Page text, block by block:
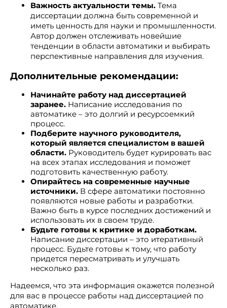
Важность актуальности темы. Тема
диссертации должна быть современной и
иметь ценность для науки и промышленности.
Автор должен отслеживать новейшие
тенденции в области автоматики и выбирать
перспективные направления для изучения.
Дополнительные рекомендации:
Начинайте работу над диссертацией
заранее. Написание исследования по
автоматике – это долгий и ресурсоемкий
процесс.
Подберите научного руководителя,
который является специалистом в вашей
области. Руководитель будет курировать вас
на всех этапах исследования и поможет
подготовить качественную работу.
Опирайтесь на современные научные
источники. В сфере автоматики постоянно
появляются новые работы и разработки.
Важно быть в курсе последних достижений и
использовать их в своем труде.
Будьте готовы к критике и доработкам.
Написание диссертации – это итеративный
процесс. Будьте готовы к тому, что работу
придется пересматривать и улучшать
несколько раз.
Надеемся, что эта информация окажется полезной
для вас в процессе работы над диссертацией по
автоматике.